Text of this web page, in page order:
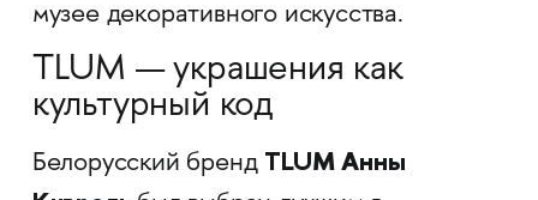
музее декоративного искусства.
TLUM — украшения как
культурный код
Белорусский бренд TLUM Анны